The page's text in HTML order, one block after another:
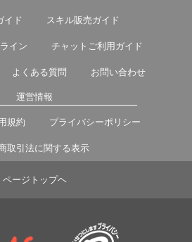
イド スキル販売ガイド
イン チャットご利用ガイド
よくある質問 お問い合わせ
運営情報
規約 プライバシーポリシー
取引法に関する表示
ページトップヘ